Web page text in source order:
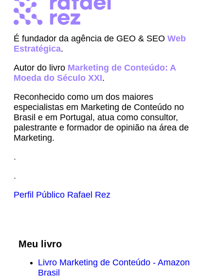
É fundador da agência de GEO & SEO Web
Estratégica.
Autor do livro Marketing de Conteúdo: A
Moeda do Século XXI.
Reconhecido como um dos maiores
especialistas em Marketing de Conteúdo no
Brasil e em Portugal, atua como consultor,
palestrante e formador de opinião na área de
Marketing.
.
.
Perfil Público Rafael Rez
Meu livro
Livro Marketing de Conteúdo - Amazon
Brasil